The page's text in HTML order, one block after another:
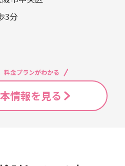
3分
料金プランがわかる
情報を見る